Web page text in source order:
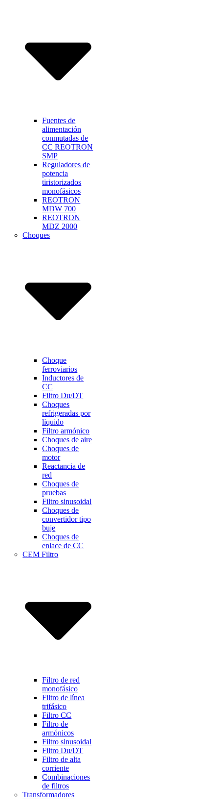
Fuentes de
alimentación
conmutadas de
CC REOTRON
SMP
Reguladores de
potencia
tiristorizados
monofásicos
REOTRON
MDW 700
REOTRON
MDZ 2000
Choques
Choque
ferroviarios
Inductores de
CC
Filtro Du/DT
Choques
refrigeradas por
líquido
Filtro armónico
Choques de aire
Choques de
motor
Reactancia de
red
Choques de
pruebas
Filtro sinusoidal
Choques de
convertidor tipo
buje
Choques de
enlace de CC
CEM Filtro
Filtro de red
monofásico
Filtro de línea
trifásico
Filtro CC
Filtro de
armónicos
Filtro sinusoidal
Filtro Du/DT
Filtro de alta
corriente
Combinaciones
de filtros
Transformadores